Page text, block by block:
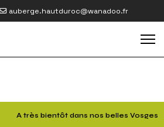
auberge.hautduroc@wanadoo.fr
A très bientôt dans nos belles Vosges